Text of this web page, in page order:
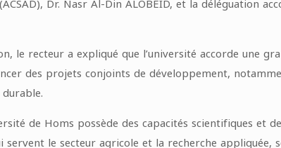
Dr. Nasr Al-Din ALOBEID, et la déléguation
le recteur a expliqué que l’université accorde une
des projets conjoints de développement,
de Homs possède des capacités scientifiques et
servent le secteur agricole et la recherche